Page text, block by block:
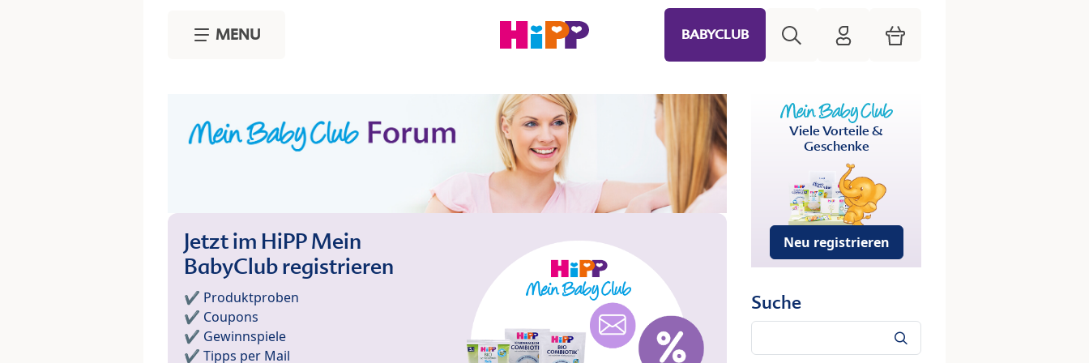
MENU BABYCLUB HiPP Mein Babyclub
Warenkorb
Jetzt im HiPP Mein
BabyClub registrieren
✔️ Produktproben
✔️ Coupons
✔️ Gewinnspiele
✔️ Tipps per Mail
Viele Vorteile &
Geschenke
Neu registrieren
Suche